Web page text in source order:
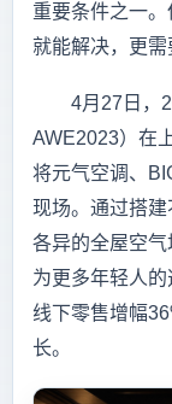
重要条件之一
就能解决，更需
4月27日，
AWE2023）在
将元气空调、
现场。通过搭
各异的全屋空
为更多年轻人
线下零售增幅
长。